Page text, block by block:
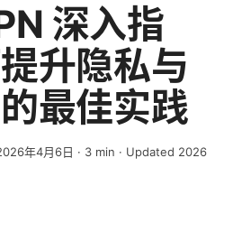
深入指
升隐私与
最佳实践
年4月6日 · 3 min · Updated 2026